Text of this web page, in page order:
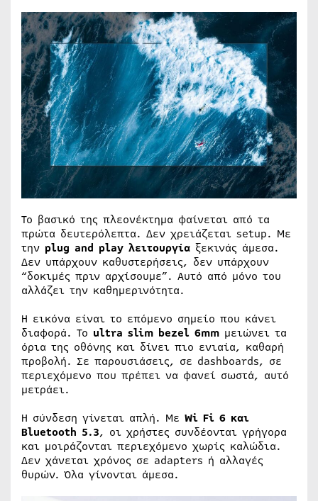
Το βασικό της πλεονέκτημα φαίνεται από τα
πρώτα δευτερόλεπτα. Δεν χρειάζεται setup. Με
την plug and play λειτουργία ξεκινάς άμεσα.
Δεν υπάρχουν καθυστερήσεις, δεν υπάρχουν
“δοκιμές πριν αρχίσουμε”. Αυτό από μόνο του
αλλάζει την καθημερινότητα.
Η εικόνα είναι το επόμενο σημείο που κάνει
διαφορά. Το ultra slim bezel 6mm μειώνει τα
όρια της οθόνης και δίνει πιο ενιαία, καθαρή
προβολή. Σε παρουσιάσεις, σε dashboards, σε
περιεχόμενο που πρέπει να φανεί σωστά, αυτό
μετράει.
Η σύνδεση γίνεται απλή. Με Wi Fi 6 και
Bluetooth 5.3, οι χρήστες συνδέονται γρήγορα
και μοιράζονται περιεχόμενο χωρίς καλώδια.
Δεν χάνεται χρόνος σε adapters ή αλλαγές
θυρών. Όλα γίνονται άμεσα.